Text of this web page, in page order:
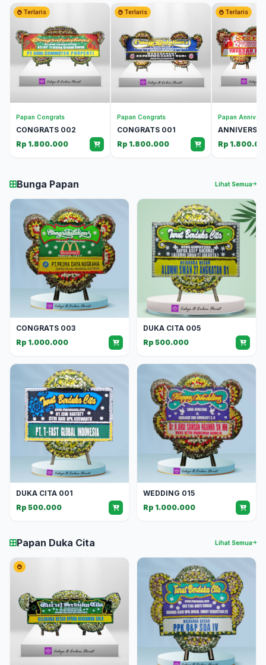
Terlaris
Papan Congrats
CONGRATS 002
Rp 1.800.000
Terlaris
Papan Congrats
CONGRATS 001
Rp 1.800.000
Terlaris
Papan
Rp
Bunga Papan Lihat Semua
CONGRATS 003
Rp 1.000.000
DUKA CITA 005
Rp 500.000
DUKA CITA 001
Rp 500.000
WEDDING 015
Rp 1.000.000
Papan Duka Cita Lihat Semua